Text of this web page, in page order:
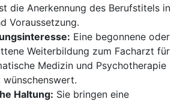
die Anerkennung des Berufstitels in
Voraussetzung.
Eine begonnene oder
Weiterbildung zum Facharzt für
Medizin und Psychotherapie
Haltung: Sie bringen eine